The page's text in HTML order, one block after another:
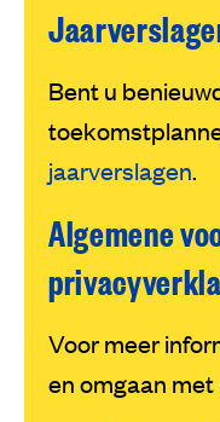
Bent u
jaarverslagen.
Algemene
Voor meer
en omgaan met